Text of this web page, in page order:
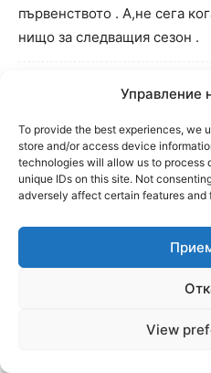
Управление
To provide the best experiences, we
store and/or access device
technologies will allow us to process
unique IDs on this site. Not
adversely affect certain features and
View
първенството . А,не сега
нищо за следващия сезон .
3
4
Изгонихте руснака , под
във в група !
Анонимен